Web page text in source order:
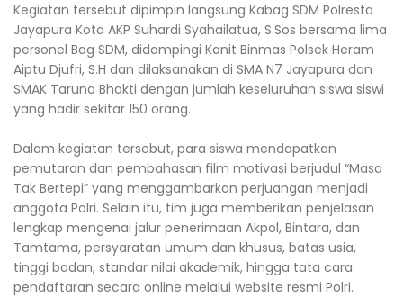
‎Kegiatan tersebut dipimpin langsung Kabag SDM Polresta
Jayapura Kota AKP Suhardi Syahailatua, S.Sos bersama lima
personel Bag SDM, didampingi Kanit Binmas Polsek Heram
Aiptu Djufri, S.H dan dilaksanakan di SMA N7 Jayapura dan
SMAK Taruna Bhakti dengan jumlah keseluruhan siswa siswi
yang hadir sekitar 150 orang.
‎Dalam kegiatan tersebut, para siswa mendapatkan
pemutaran dan pembahasan film motivasi berjudul “Masa
Tak Bertepi” yang menggambarkan perjuangan menjadi
anggota Polri. Selain itu, tim juga memberikan penjelasan
lengkap mengenai jalur penerimaan Akpol, Bintara, dan
Tamtama, persyaratan umum dan khusus, batas usia,
tinggi badan, standar nilai akademik, hingga tata cara
pendaftaran secara online melalui website resmi Polri.